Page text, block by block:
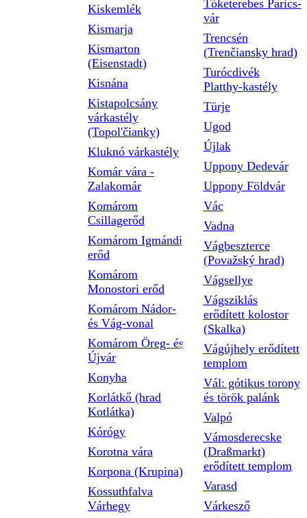
Kiskemlék
Kismarja
Kismarton
(Eisenstadt)
Kisnána
Kistapolcsány
várkastély
(Topol'čianky)
Kluknó várkastély
Komár vára -
Zalakomár
Komárom
Csillagerőd
Komárom Igmándi
erőd
Komárom
Monostori erőd
Komárom Nádor-
és Vág-vonal
Komárom Öreg- és
Újvár
Konyha
Korlátkő (hrad
Kotlátka)
Kórógy
Korotna vára
Korpona (Krupina)
Kossuthfalva
Várhegy
Tőketerebes Parics-
vár
Trencsén
(Trenčiansky hrad)
Turócdivék
Platthy-kastély
Türje
Ugod
Újlak
Uppony Dedevár
Uppony Földvár
Vác
Vadna
Vágbeszterce
(Považský hrad)
Vágsellye
Vágsziklás
erődített kolostor
(Skalka)
Vágújhely erődített
templom
Vál: gótikus torony
és török palánk
Valpó
Vámosderecske
(Draßmarkt)
erődített templom
Varasd
Várkesző